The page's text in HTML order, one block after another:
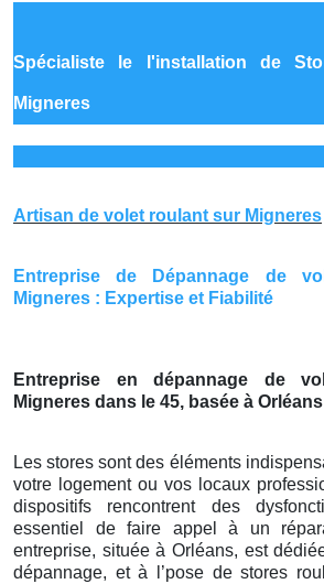
Spécialiste le l'installation de
Migneres
Artisan de volet roulant sur Migneres
Entreprise de Dépannage de
Migneres : Expertise et Fiabilité
Entreprise en dépannage de
Migneres dans le 45, basée à Orléans
Les stores sont des éléments
votre logement ou vos locaux
dispositifs rencontrent des
essentiel de faire appel à un
entreprise, située à Orléans, est
dépannage, et à l’pose de stores